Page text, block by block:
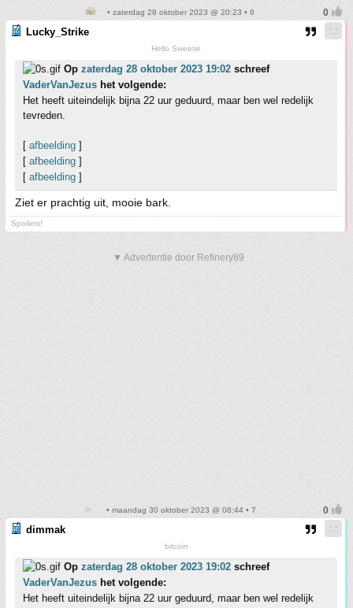
• zaterdag 28 oktober 2023 @ 20:23 • 6
Lucky_Strike
Hello Sweetie
Op zaterdag 28 oktober 2023 19:02 schreef
VaderVanJezus het volgende:
Het heeft uiteindelijk bijna 22 uur geduurd, maar ben wel redelijk
tevreden.
[ afbeelding ]
[ afbeelding ]
[ afbeelding ]
Ziet er prachtig uit, mooie bark.
Spoilers!
▼ Advertentie door Refinery89
• maandag 30 oktober 2023 @ 08:44 • 7
dimmak
bitcoin
Op zaterdag 28 oktober 2023 19:02 schreef
VaderVanJezus het volgende:
Het heeft uiteindelijk bijna 22 uur geduurd, maar ben wel redelijk